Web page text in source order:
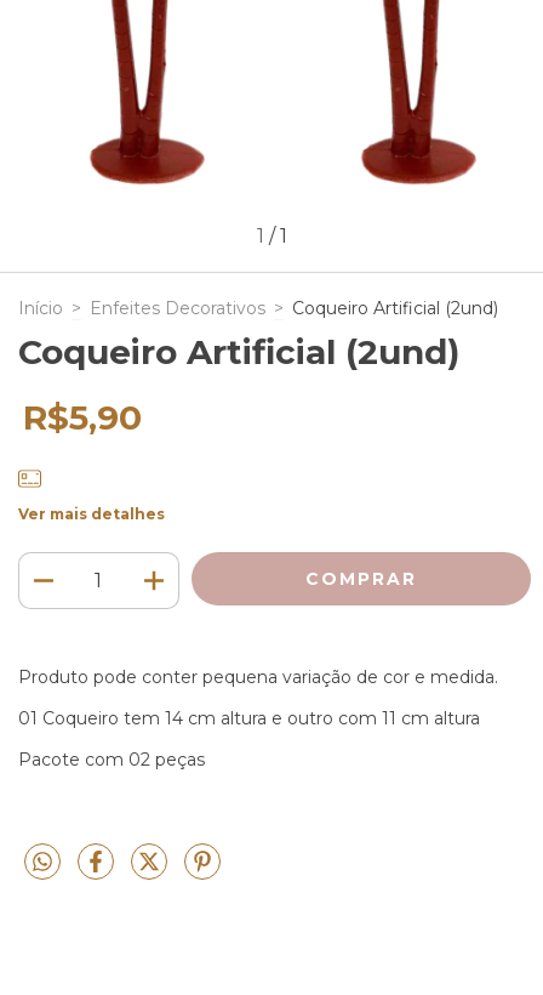
1 /1
Início > Enfeites Decorativos > Coqueiro Artificial (2und)
Coqueiro Artificial (2und)
R$5,90
Ver mais detalhes
Produto pode conter pequena variação de cor e medida.
01 Coqueiro tem 14 cm altura e outro com 11 cm altura
Pacote com 02 peças